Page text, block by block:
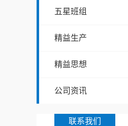
五星班组
精益生产
精益思想
公司资讯
联系我们